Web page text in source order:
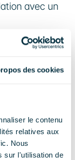
des cookies
le contenu
relatives aux
Nous
sur l'utilisation de
avec un
+
prioriser les